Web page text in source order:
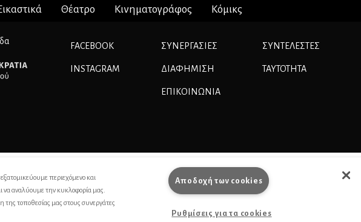
Θέατρο Κινηματογράφος Κόμικς
FACEBOOK
INSTAGRAM
ΣΥΝΕΡΓΑΣΊΕΣ
ΔΙΑΦΗΜΙΣΗ
ΕΠΙΚΟΙΝΩΝΙΑ
ΣΥΝΤΕΛΕΣΤΕΣ
ΤΑΥΤΟΤΗΤΑ
περιεχόμενο και
να αναλύουμε την κυκλοφορία μας.
της τοποθεσίας μας στους συνεργάτες
Αποδοχή των cookies
Ρυθμίσεις για τα cookies